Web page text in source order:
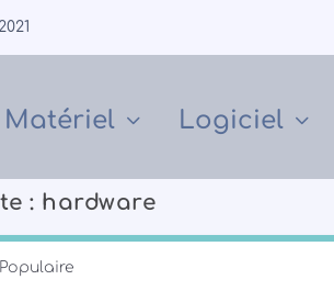
Matériel Logiciel
: hardware
Populaire